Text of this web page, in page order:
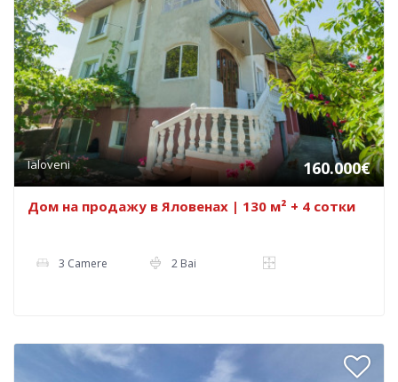
Ialoveni 160.000€
Дом на продажу в Яловенах | 130 м² + 4 сотки
3 Camere 2 Bai